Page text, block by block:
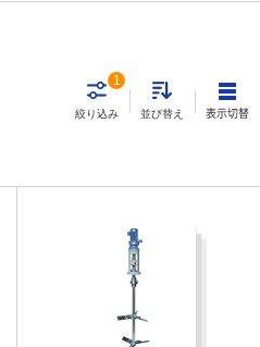
絞り込み
1
並び替え 表示切替